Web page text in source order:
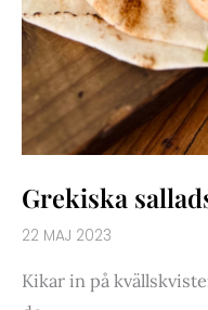
Grekiska
22 MAJ 2023
Kikar in på